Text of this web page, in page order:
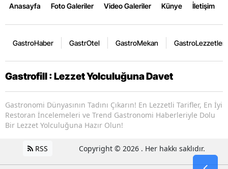
Anasayfa Foto Galeriler Video Galeriler Künye İletişim
GastroHaber GastrOtel GastroMekan GastroLezzetler
Gastrofill : Lezzet Yolculuğuna Davet
Gastronomi Dünyasının Tadını Çıkarın! En Lezzetli Tarifler, En İyi
Restoran İncelemeleri ve Trend Gastronomi Haberleriyle Dolu
Bir Lezzet Yolculuğuna Hazır Olun!
RSS Copyright © 2026 . Her hakkı saklıdır.